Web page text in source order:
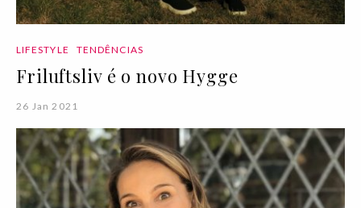
LIFESTYLE TENDÊNCIAS
Friluftsliv é o novo Hygge
26 Jan 2021